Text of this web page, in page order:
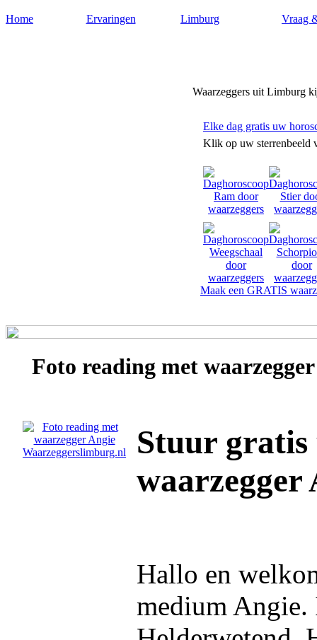
Home Ervaringen Limburg Vraag
Waarzeggers uit Limburg
Elke dag gratis uw
Klik op uw sterrenbeeld
Maak een GRATIS
Foto reading met
Stuur
waarzegger
Hallo en
medium Angie.